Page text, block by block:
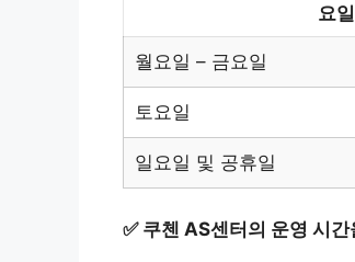
요일
월요일 – 금요일
토요일
일요일 및 공휴일
✅ 쿠첸 AS센터의 운영 시